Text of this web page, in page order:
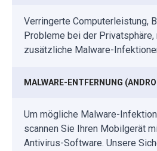
Verringerte Computerleistung,
Probleme bei der Privatsphäre,
zusätzliche Malware-
MALWARE-ENTFERNUNG
Um mögliche Malware-
scannen Sie Ihren Mobilgerät
Antivirus-Software. Unsere